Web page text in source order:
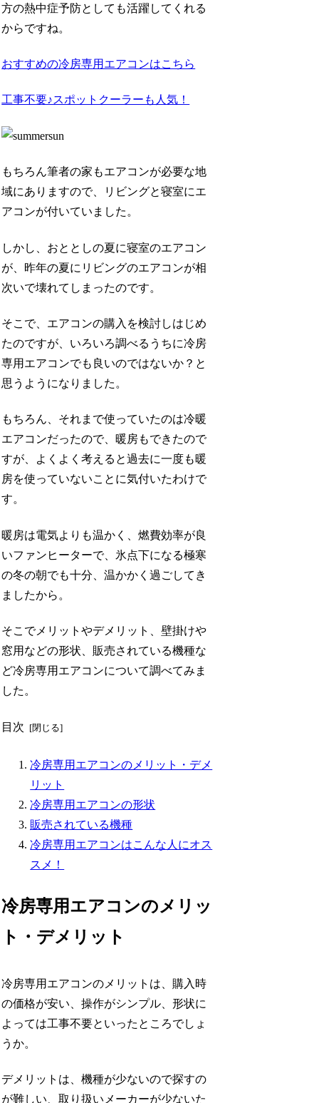
方の熱中症予防としても活躍してくれる
からですね。
おすすめの冷房専用エアコンはこちら
工事不要♪スポットクーラーも人気！
もちろん筆者の家もエアコンが必要な地
域にありますので、リビングと寝室にエ
アコンが付いていました。
しかし、おととしの夏に寝室のエアコン
が、昨年の夏にリビングのエアコンが相
次いで壊れてしまったのです。
そこで、エアコンの購入を検討しはじめ
たのですが、いろいろ調べるうちに冷房
専用エアコンでも良いのではないか？と
思うようになりました。
もちろん、それまで使っていたのは冷暖
エアコンだったので、暖房もできたので
すが、よくよく考えると過去に一度も暖
房を使っていないことに気付いたわけで
す。
暖房は電気よりも温かく、燃費効率が良
いファンヒーターで、氷点下になる極寒
の冬の朝でも十分、温かかく過ごしてき
ましたから。
そこでメリットやデメリット、壁掛けや
窓用などの形状、販売されている機種な
ど冷房専用エアコンについて調べてみま
した。
目次
冷房専用エアコンのメリット・デメ
リット
冷房専用エアコンの形状
販売されている機種
冷房専用エアコンはこんな人にオス
スメ！
冷房専用エアコンのメリッ
ト・デメリット
冷房専用エアコンのメリットは、購入時
の価格が安い、操作がシンプル、形状に
よっては工事不要といったところでしょ
うか。
デメリットは、機種が少ないので探すの
が難しい、取り扱いメーカーが少ないた